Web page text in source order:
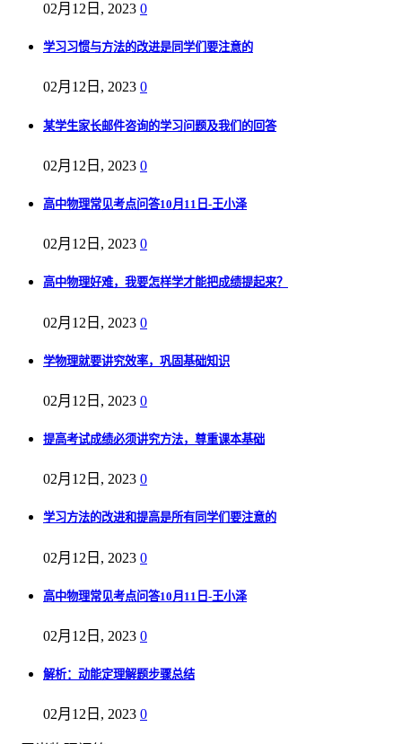
02月12日, 2023 0
学习习惯与方法的改进是同学们要注意的
02月12日, 2023 0
某学生家长邮件咨询的学习问题及我们的回答
02月12日, 2023 0
高中物理常见考点问答10月11日-王小泽
02月12日, 2023 0
高中物理好难，我要怎样学才能把成绩提起来？
02月12日, 2023 0
学物理就要讲究效率，巩固基础知识
02月12日, 2023 0
提高考试成绩必须讲究方法，尊重课本基础
02月12日, 2023 0
学习方法的改进和提高是所有同学们要注意的
02月12日, 2023 0
高中物理常见考点问答10月11日-王小泽
02月12日, 2023 0
解析：动能定理解题步骤总结
02月12日, 2023 0